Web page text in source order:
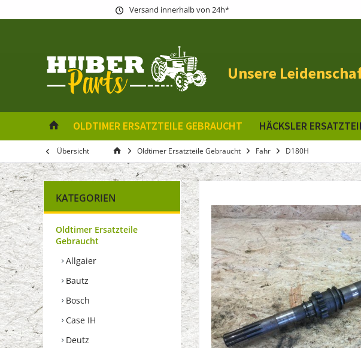
Versand innerhalb von 24h*
Unsere
OLDTIMER ERSATZTEILE GEBRAUCHT HÄCKSLER
Übersicht Oldtimer Ersatzteile Gebraucht Fahr D180H
KATEGORIEN
Oldtimer Ersatzteile
Gebraucht
Allgaier
Bautz
Bosch
Case IH
Deutz